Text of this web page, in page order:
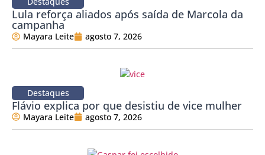
Lula reforça aliados após saída de Marcola da
campanha
Mayara Leite agosto 7, 2026
Destaques
Flávio explica por que desistiu de vice mulher
Mayara Leite agosto 7, 2026